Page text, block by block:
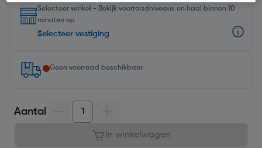
Selecteer winkel - Bekijk voorraadniveaus en haal binnen 10
minuten op
Selecteer vestiging
Geen voorraad beschikbaar
Aantal
In winkelwagen